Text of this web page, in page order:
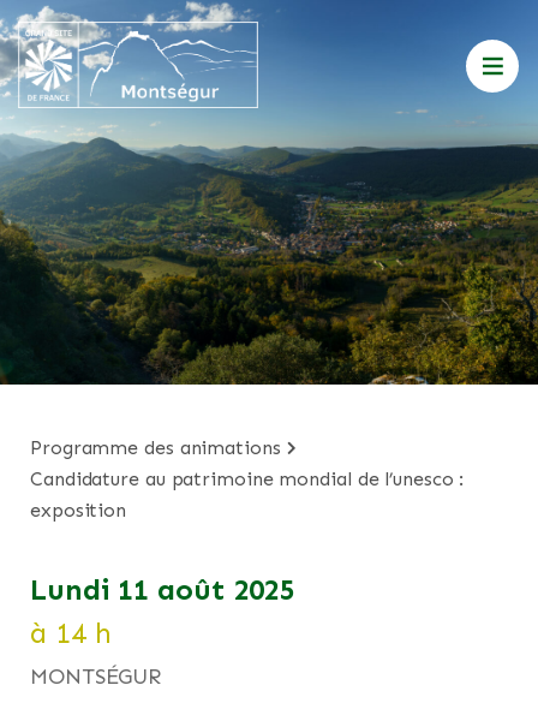
programme des animations
candidature au patrimoine mondial de l’unesco :
exposition
lundi 11 août 2025
à 14 h
MONTSÉGUR